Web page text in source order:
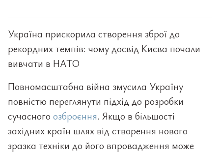
Україна прискорила створення зброї до
рекордних темпів: чому досвід Києва почали
вивчати в НАТО
Повномасштабна війна змусила Україну
повністю переглянути підхід до розробки
сучасного озброєння. Якщо в більшості
західних країн шлях від створення нового
зразка техніки до його впровадження може